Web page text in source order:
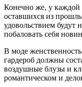
Конечно же, у
оставшихся из
удовольствием будут
побаловать себя
В моде
гардероб должны
воздушные блузы и
романтическом и